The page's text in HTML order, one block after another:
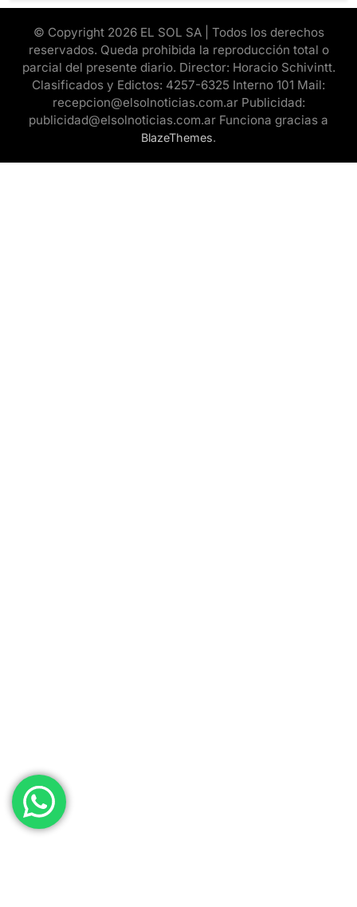
© Copyright 2026 EL SOL SA | Todos los derechos
reservados. Queda prohibida la reproducción total o
parcial del presente diario. Director: Horacio Schivintt.
Clasificados y Edictos: 4257-6325 Interno 101 Mail:
recepcion@elsolnoticias.com.ar Publicidad:
publicidad@elsolnoticias.com.ar Funciona gracias a
BlazeThemes.